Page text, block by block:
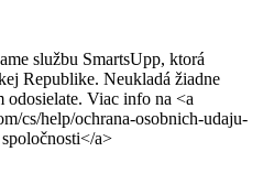
službu SmartsUpp, ktorá
Republike. Neukladá žiadne
odosielate. Viac info na <a
cs/help/ochrana-osobnich-udaju-
a>